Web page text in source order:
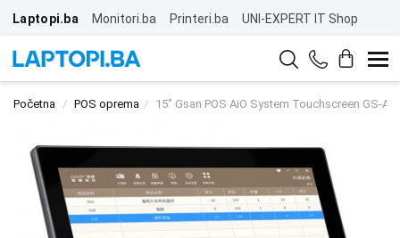
Laptopi.ba Monitori.ba Printeri.ba UNI-EXPERT IT Shop
Početna POS oprema 15" Gsan POS AiO System Touchscreen GS-A4